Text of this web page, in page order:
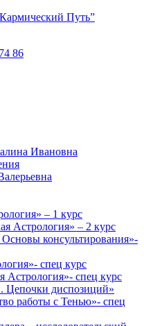
Путь”
86
Ивановна
– 1 курс
Астрология» – 2 курс
консультирования»-
спец курс
Астрология»- спец курс
диспозиций»
работы с Тенью»- спец